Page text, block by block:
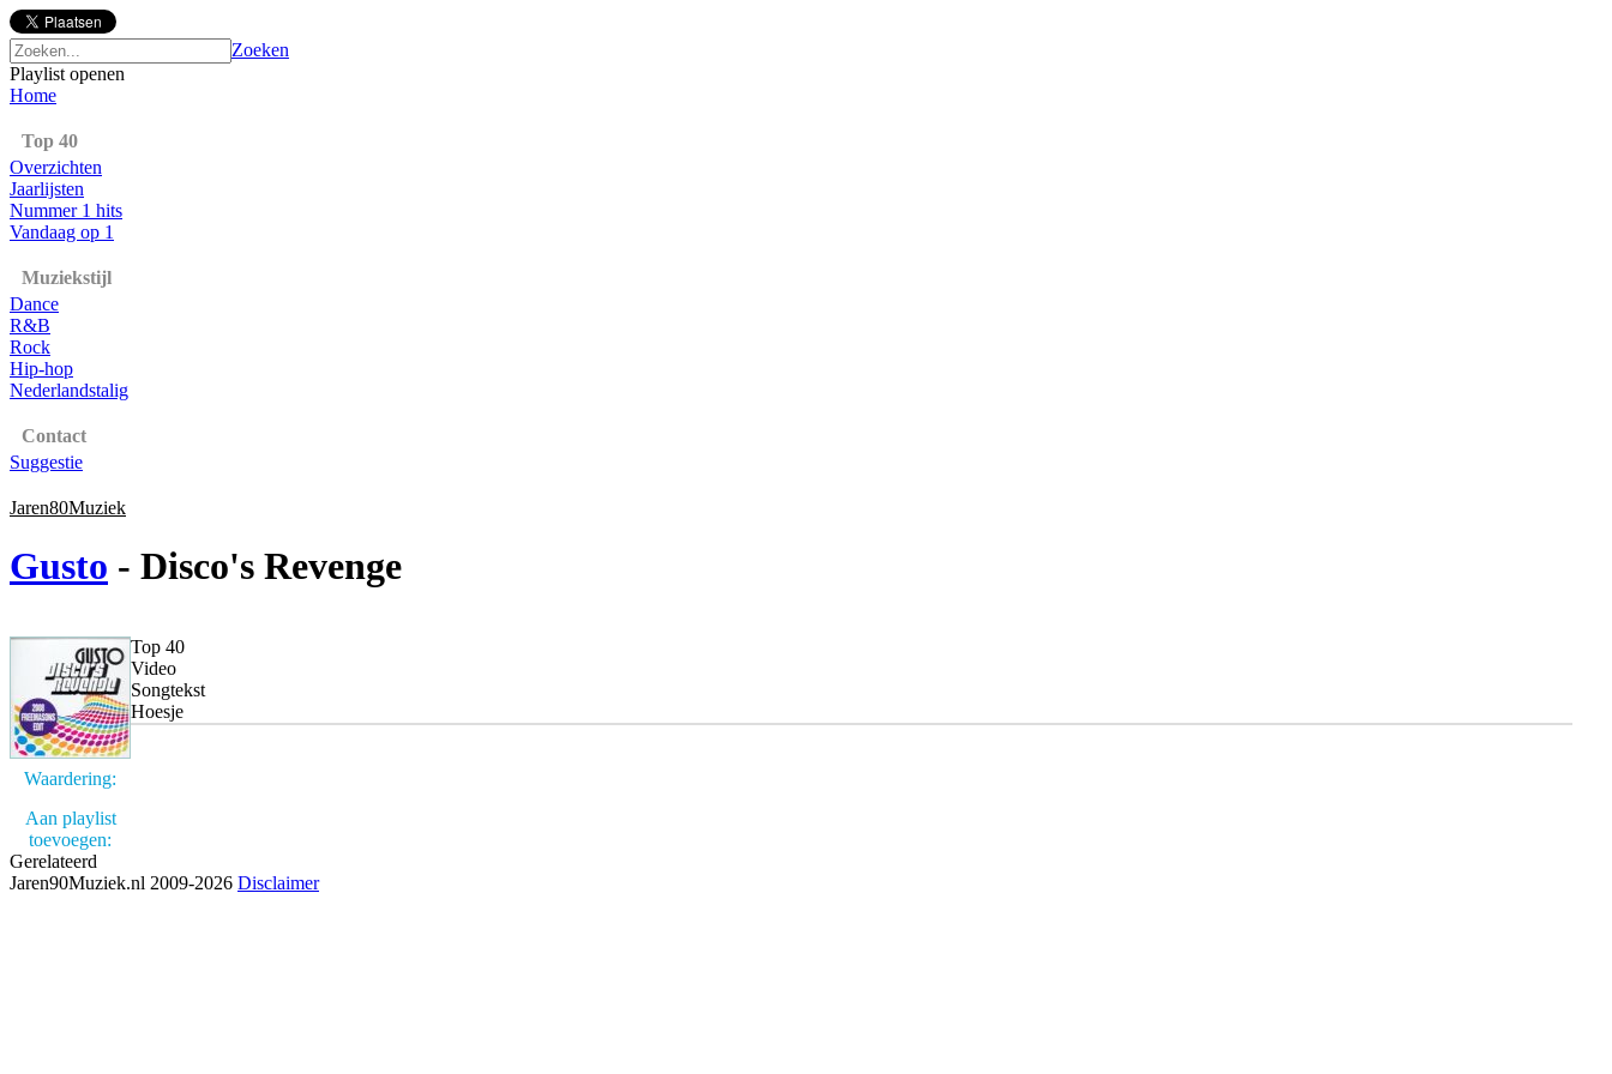
Zoeken
Playlist openen
Home
Top 40
Overzichten
Jaarlijsten
Nummer 1 hits
Vandaag op 1
Muziekstijl
Dance
R&B
Rock
Hip-hop
Nederlandstalig
Contact
Suggestie
Jaren80Muziek
Gusto - Disco's Revenge
Waardering:
Aan playlist
toevoegen:
Top 40
Video
Songtekst
Hoesje
Gerelateerd
Jaren90Muziek.nl 2009-2026 Disclaimer